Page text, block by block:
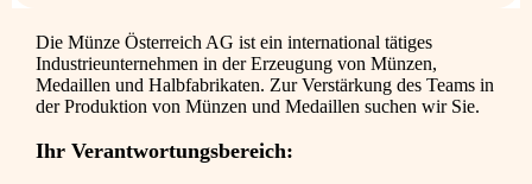
Die Münze Österreich AG ist ein international tätiges
Industrieunternehmen in der Erzeugung von Münzen,
Medaillen und Halbfabrikaten. Zur Verstärkung des Teams in
der Produktion von Münzen und Medaillen suchen wir Sie.
Ihr Verantwortungsbereich: